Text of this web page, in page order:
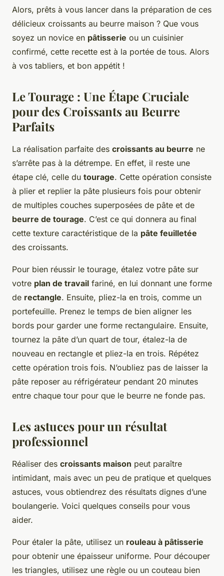
Alors, prêts à vous lancer dans la préparation de ces
délicieux croissants au beurre maison ? Que vous
soyez un novice en pâtisserie ou un cuisinier
confirmé, cette recette est à la portée de tous. Alors
à vos tabliers, et bon appétit !
Le Tourage : Une Étape Cruciale
pour des Croissants au Beurre
Parfaits
La réalisation parfaite des croissants au beurre ne
s’arrête pas à la détrempe. En effet, il reste une
étape clé, celle du tourage. Cette opération consiste
à plier et replier la pâte plusieurs fois pour obtenir
de multiples couches superposées de pâte et de
beurre de tourage. C’est ce qui donnera au final
cette texture caractéristique de la pâte feuilletée
des croissants.
Pour bien réussir le tourage, étalez votre pâte sur
votre plan de travail fariné, en lui donnant une forme
de rectangle. Ensuite, pliez-la en trois, comme un
portefeuille. Prenez le temps de bien aligner les
bords pour garder une forme rectangulaire. Ensuite,
tournez la pâte d’un quart de tour, étalez-la de
nouveau en rectangle et pliez-la en trois. Répétez
cette opération trois fois. N’oubliez pas de laisser la
pâte reposer au réfrigérateur pendant 20 minutes
entre chaque tour pour que le beurre ne fonde pas.
Les astuces pour un résultat
professionnel
Réaliser des croissants maison peut paraître
intimidant, mais avec un peu de pratique et quelques
astuces, vous obtiendrez des résultats dignes d’une
boulangerie. Voici quelques conseils pour vous
aider.
Pour étaler la pâte, utilisez un rouleau à pâtisserie
pour obtenir une épaisseur uniforme. Pour découper
les triangles, utilisez une règle ou un couteau bien